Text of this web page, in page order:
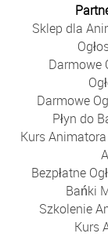
Sklep dla
Darmowe
Darmowe
Płyn do
Kurs Animatora
Bezpłatne
Bańki
Szkolenie
Kurs